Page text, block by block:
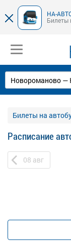
НА-
Билеты
Билеты на
Расписание
08 авг